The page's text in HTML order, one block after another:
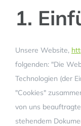
1.
Unsere Website,
folgenden: "Die
Technologien (der
"Cookies"
von uns
stehendem